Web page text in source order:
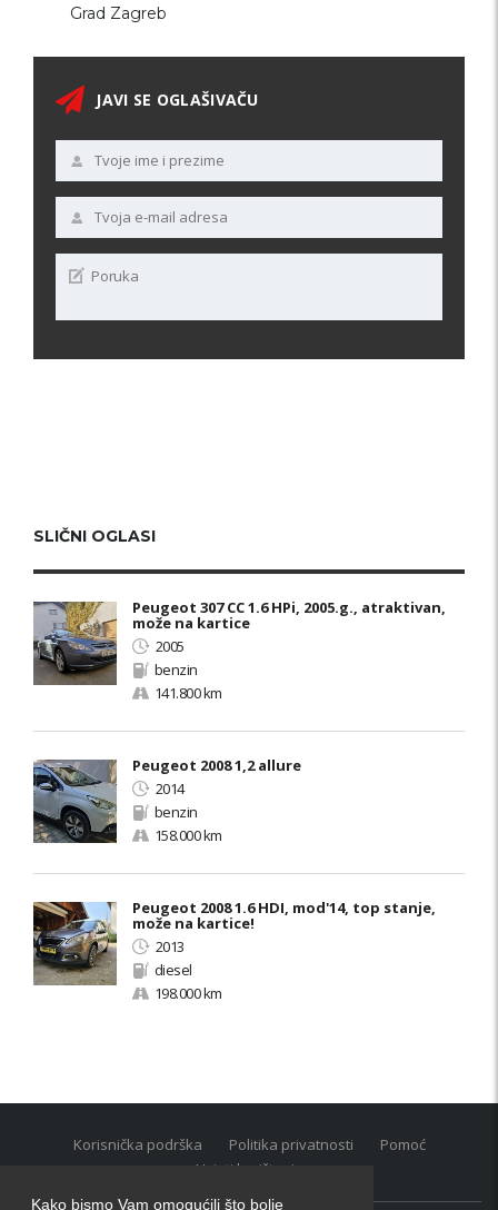
Kako bismo Vam omogućili što bolje
Grad Zagreb
JAVI SE OGLAŠIVAČU
SLIČNI OGLASI
Peugeot 307 CC 1.6 HPi, 2005.g., atraktivan,
može na kartice
2005
benzin
141.800 km
Peugeot 2008 1,2 allure
2014
benzin
158.000 km
Peugeot 2008 1.6 HDI, mod'14, top stanje,
može na kartice!
2013
diesel
198.000 km
Korisnička podrška Politika privatnosti
Pomoć
Uvjeti korištenja